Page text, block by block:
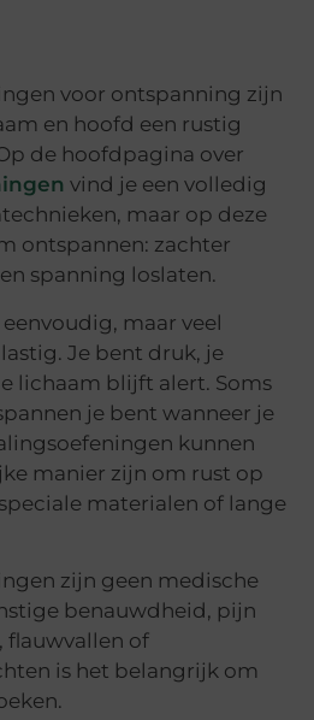
voor ontspanning zijn
en hoofd een rustig
de hoofdpagina over
vind je een volledig
maar op deze
ontspannen: zachter
spanning loslaten.
maar veel
Je bent druk, je
lichaam blijft alert. Soms
je bent wanneer je
kunnen
manier zijn om rust op
materialen of lange
zijn geen medische
benauwdheid, pijn
flauwvallen of
is het belangrijk om